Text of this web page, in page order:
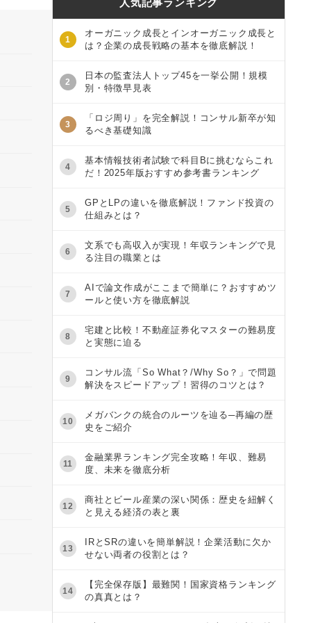
1
オーガニック成長とインオーガニック成長と
は？企業の成長戦略の基本を徹底解説！
2
日本の監査法人トップ45を一挙公開！規模
別・特徴早見表
3
「ロジ周り」を完全解説！コンサル新卒が知
るべき基礎知識
4
基本情報技術者試験で科目Bに挑むならこれ
だ！2025年版おすすめ参考書ランキング
5
GPとLPの違いを徹底解説！ファンド投資の
仕組みとは？
6
文系でも高収入が実現！年収ランキングで見
る注目の職業とは
7
AIで論文作成がここまで簡単に？おすすめツ
ールと使い方を徹底解説
8
宅建と比較！不動産証券化マスターの難易度
と実態に迫る
9
コンサル流「So What？/Why So？」で問題
解決をスピードアップ！習得のコツとは？
10
メガバンクの統合のルーツを辿る─再編の歴
史をご紹介
11
金融業界ランキング完全攻略！年収、難易
度、未来を徹底分析
12
商社とビール産業の深い関係：歴史を紐解く
と見える経済の表と裏
13
IRとSRの違いを簡単解説！企業活動に欠か
せない両者の役割とは？
14
【完全保存版】最難関！国家資格ランキング
の真真とは？